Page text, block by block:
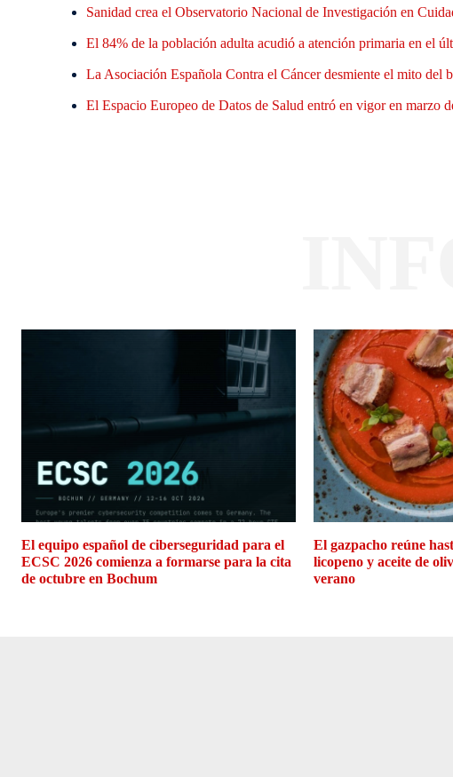
Sanidad crea el Observatorio Nacional de Investigación en
El 84% de la población adulta acudió a atención primaria en el
La Asociación Española Contra el Cáncer desmiente el mito del
El Espacio Europeo de Datos de Salud entró en vigor en marzo
El equipo español de ciberseguridad para el
ECSC 2026 comienza a formarse para la cita
de octubre en Bochum
El gazpacho reúne
licopeno y aceite de
verano